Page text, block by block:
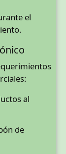
el
al
de